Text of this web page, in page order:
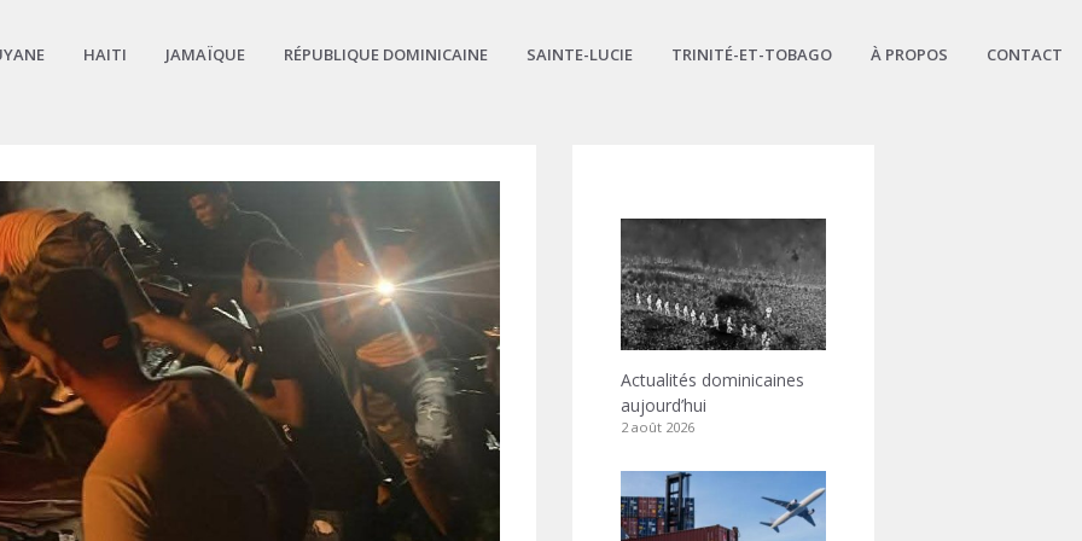
HAITI JAMAÏQUE RÉPUBLIQUE DOMINICAINE SAINTE-LUCIE TRINITÉ-ET-TOBAGO À PROPOS CONTACT
Actualités dominicaines
aujourd’hui
2 août 2026